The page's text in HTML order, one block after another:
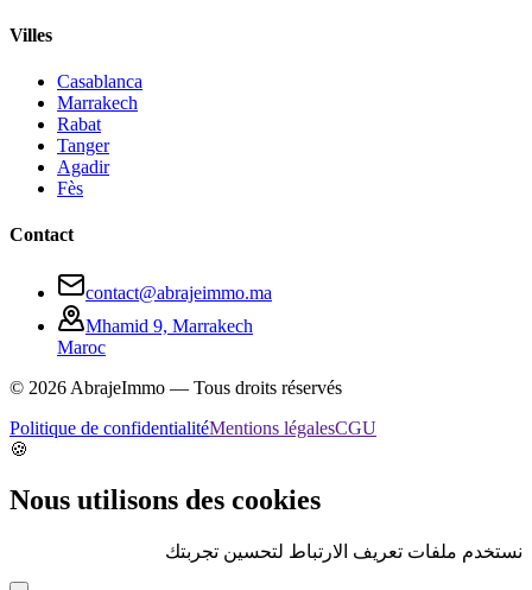
Villes
Casablanca
Marrakech
Rabat
Tanger
Agadir
Fès
Contact
contact@abrajeimmo.ma
Mhamid 9, Marrakech
Maroc
© 2026AbrajeImmo — Tous droits réservés
Politique de confidentialitéMentions légalesCGU
🍪
Nous utilisons des cookies
نستخدم ملفات تعريف الارتباط لتحسين تجربتك